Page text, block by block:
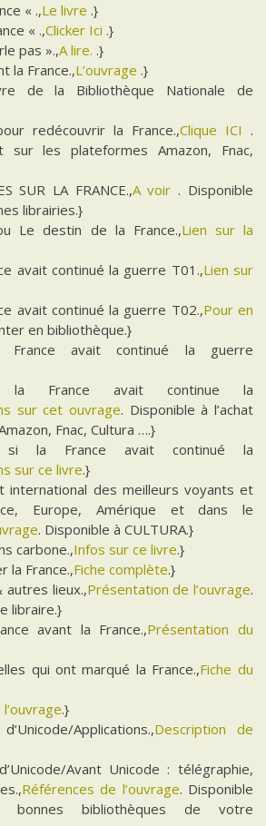
« .,Le livre .}
« .,Clicker Ici .}
pas ».,A lire. .}
la France.,L’ouvrage .}
de la Bibliothèque Nationale de
redécouvrir la France.,Clique ICI .
sur les plateformes Amazon, Fnac,
SUR LA FRANCE.,A voir . Disponible
librairies.}
Le destin de la France.,Lien sur la
avait continué la guerre T01.,Lien sur
avait continué la guerre T02.,Pour en
en bibliothèque.}
avait continué la guerre
France avait continue la
sur cet ouvrage. Disponible à l’achat
Fnac, Cultura ….}
si la France avait continué la
sur ce livre.}
international des meilleurs voyants et
Europe, Amérique et dans le
. Disponible à CULTURA.}
carbone.,Infos sur ce livre.}
la France.,Fiche complète.}
lieux.,Présentation de l’ouvrage.
libraire.}
avant la France.,Présentation du
qui ont marqué la France.,Fiche du
.}
Applications.,Description de
Avant Unicode : télégraphie,
Références de l’ouvrage. Disponible
bibliothèques de votre